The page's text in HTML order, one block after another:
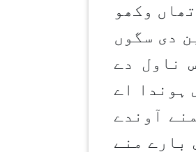
وکھو
دی سگوں
ناول دے
ہوندا اے
آوندے
بارے منے